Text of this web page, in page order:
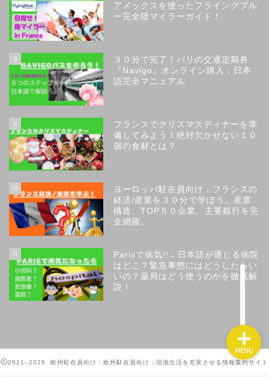
アメックスを使ったフライングブル
ー完全陸マイラーガイド！
8
３０分で完了！パリの交通定期券
『Navigo』オンライン購入：日本
語完全マニュアル
9
フランスでクリスマスディナーを準
備してみよう！絶対欠かせない１０
個の食材とは？
10
ヨーロッパ駐在員向け：フランスの
経済/産業を３０分で学ぼう。産業
構造、TOP５０企業、主要銀行を完
全網羅。
11
Parisで病気!!：日本語が通じる病院
はどこ？緊急事態にはどうしたらい
いの？薬局はどう使うのかを徹底解
説！
2021–2026 欧州駐在員向け：欧州駐在員向け：現地生活を充実させる情報集約サイト
MENU
サイトのコンセプト
サイト運営者のプロフィー
ル
お問い合わせ